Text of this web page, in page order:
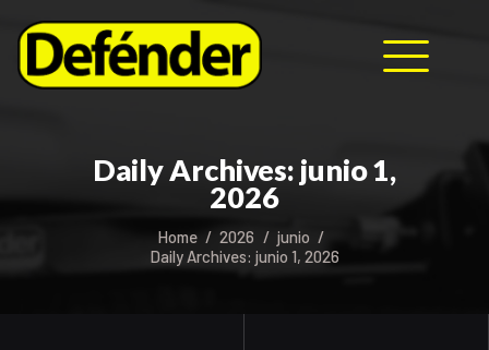
Daily Archives: junio 1,
2026
Home 2026
junio
Daily Archives: junio 1, 2026
NOSOTROS
MANUALES